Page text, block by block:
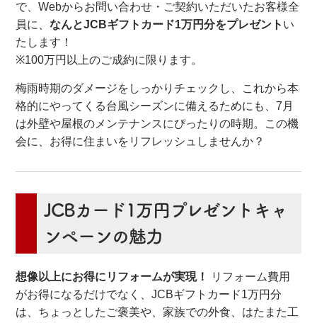
で、Webからお問い合わせ・ご契約いただいたお客様全
員に、なんとJCBギフトカード1万円分をプレゼント い
たします！
※100万円以上のご成約に限ります。
梅雨時期のダメージをしっかりチェックし、これから本
格的にやってくる台風シーズンに備えるためにも、7月
は外壁や屋根のメンテナンスにぴったりの時期。この機
会に、お得に住まいをリフレッシュしませんか？
JCBカード1万円プレゼントキャ
ンペーンの魅力
想像以上にお得にリフォームが実現！
リフォーム費用
がお得になるだけでなく、JCBギフトカード1万円分
は、ちょっとしたご褒美や、家族での外食、はたまた工